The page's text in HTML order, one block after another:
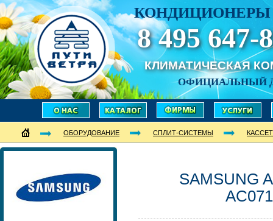
КОНДИЦИОНЕРЫ
8 495 647-
КЛИМАТИЧЕСКАЯ
ОФИЦИАЛЬНЫЙ
ОБОРУДОВАНИЕ СПЛИТ-СИСТЕМЫ
SAMSUNG